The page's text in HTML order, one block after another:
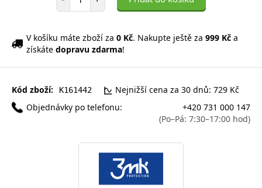
V košíku máte zboží za 0 Kč. Nakupte ještě za 999 Kč a
získáte dopravu zdarma!
Kód zboží: K161442
Nejnižší cena za 30 dnů: 729 Kč
Objednávky po telefonu:
+420 731 000 147
(Po–Pá: 7:30–17:00 hod)